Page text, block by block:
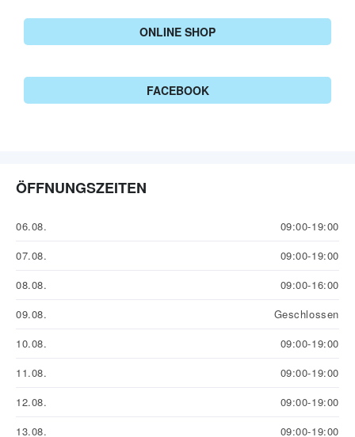
ONLINE SHOP
FACEBOOK
ÖFFNUNGSZEITEN
06.08.
09:00-19:00
07.08.
09:00-19:00
08.08.
09:00-16:00
09.08.
Geschlossen
10.08.
09:00-19:00
11.08.
09:00-19:00
12.08.
09:00-19:00
13.08.
09:00-19:00